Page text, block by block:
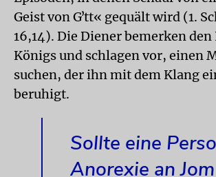
Geist von Gʼtt« gequält wird (1.
16,14). Die Diener bemerken
Königs und schlagen vor, einen
suchen, der ihn mit dem Klang
beruhigt.
Sollte eine
Anorexie an